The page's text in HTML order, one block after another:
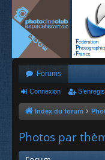
Forums
Connexion
Index du forum
Photos par